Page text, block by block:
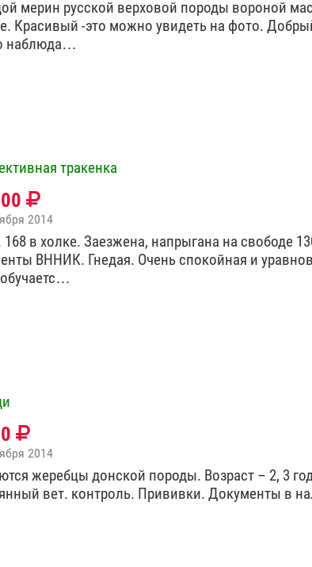
мерин русской верховой породы вороной
Красивый -это можно увидеть на фото.
наблюда…
тракенка
2014
168 в холке. Заезжена, напрыгана на свободе
ВННИК. Гнедая. Очень спокойная и
2014
жеребцы донской породы. Возраст – 2, 3
вет. контроль. Прививки. Документы в